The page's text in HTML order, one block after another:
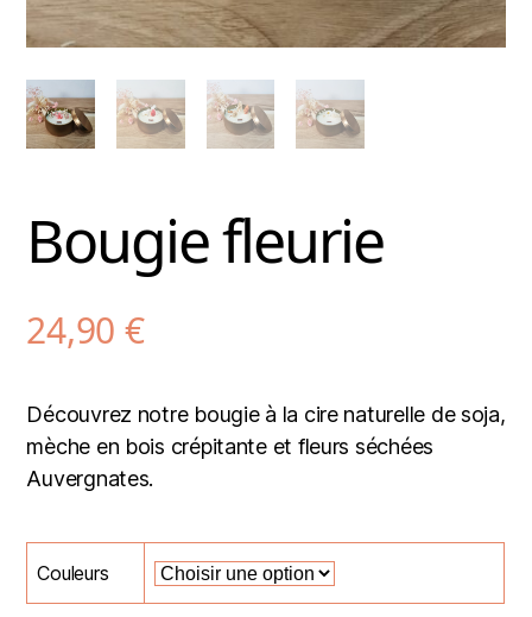
Bougie fleurie
24,90 €
Découvrez notre bougie à la cire naturelle de soja,
mèche en bois crépitante et fleurs séchées
Auvergnates.
Couleurs